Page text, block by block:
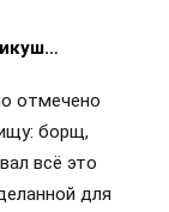
отмечено
борщ,
всё это
для